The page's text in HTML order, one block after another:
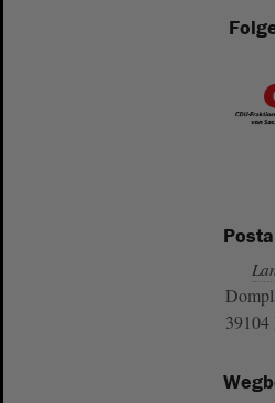
39104